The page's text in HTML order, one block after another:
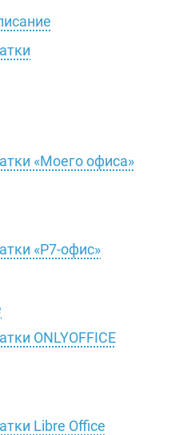
«Моего офиса»
«Р7-офис»
ONLYOFFICE
Libre Office